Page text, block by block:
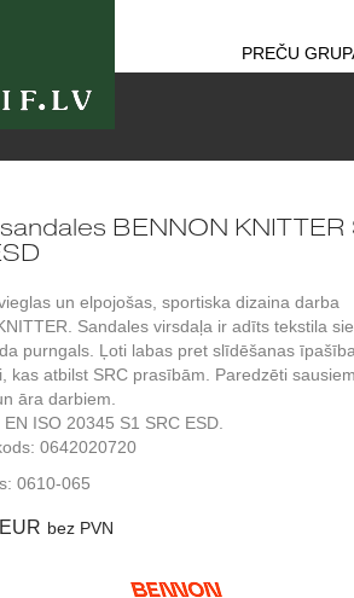
PREČU
BENNON KNITTER
un elpojošas, sportiska dizaina darba
Sandales virsdaļa ir adīts tekstila
purngals. Ļoti labas pret slīdēšanas
kas atbilst SRC prasībām. Paredzēti
āra darbiem.
ISO 20345 S1 SRC ESD.
0642020720
0610-065
EUR bez PVN